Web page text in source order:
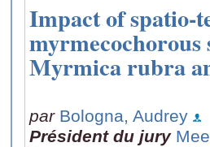
Impact of spatio-
myrmecochorous
Myrmica rubra
par Bologna, Audrey
Président du jury